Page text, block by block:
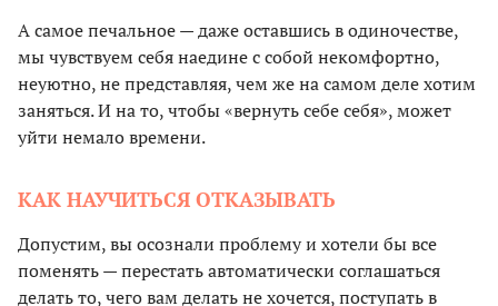
А самое печальное — даже оставшись в одиночестве,
мы чувствуем себя наедине с собой некомфортно,
неуютно, не представляя, чем же на самом деле хотим
заняться. И на то, чтобы «вернуть себе себя», может
уйти немало времени.
КАК НАУЧИТЬСЯ ОТКАЗЫВАТЬ
Допустим, вы осознали проблему и хотели бы все
поменять — перестать автоматически соглашаться
делать то, чего вам делать не хочется, поступать в